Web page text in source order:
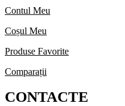
Contul Meu
Coșul Meu
Produse Favorite
Comparații
CONTACTE